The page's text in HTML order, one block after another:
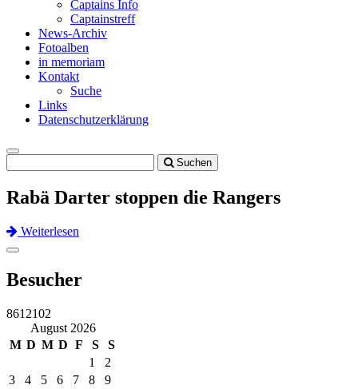
Captains Info
Captainstreff
News-Archiv
Fotoalben
in memoriam
Kontakt
Suche
Links
Datenschutzerklärung
Toggle
navigation
Suchen
Rabä Darter stoppen die Rangers
Weiterlesen
Previous
Next
Toggle
Besucher
8612102
August 2026
M D M D F S S
1
2
3
4 5 6 7 8
9